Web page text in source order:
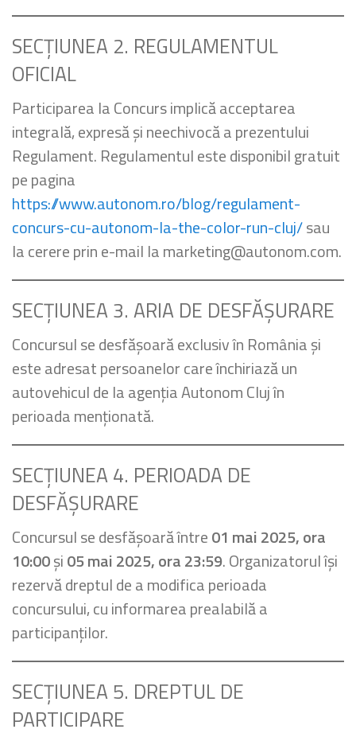
SECȚIUNEA 2. REGULAMENTUL
OFICIAL
Participarea la Concurs implică acceptarea
integrală, expresă și neechivocă a prezentului
Regulament. Regulamentul este disponibil gratuit
pe pagina
https://www.autonom.ro/blog/regulament-
concurs-cu-autonom-la-the-color-run-cluj/sau
la cerere prin e-mail lamarketing@autonom.com.
SECȚIUNEA 3. ARIA DE DESFĂȘURARE
Concursul se desfășoară exclusiv în România și
este adresat persoanelor care închiriază un
autovehicul de la agenția Autonom Cluj în
perioada menționată.
SECȚIUNEA 4. PERIOADA DE
DESFĂȘURARE
Concursul se desfășoară între01 mai 2025, ora
10:00și05 mai 2025, ora 23:59. Organizatorul își
rezervă dreptul de a modifica perioada
concursului, cu informarea prealabilă a
participanților.
SECȚIUNEA 5. DREPTUL DE
PARTICIPARE